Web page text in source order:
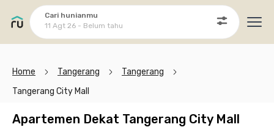
Cari hunianmu
11 Agt 26 - Belum tahu
Home Tangerang
Tangerang
Tangerang City Mall
Apartemen Dekat Tangerang City Mall